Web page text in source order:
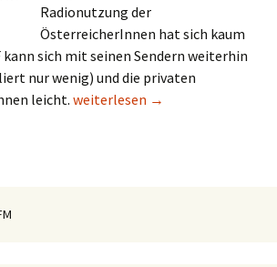
Radionutzung der
ÖsterreicherInnen hat sich kaum
kann sich mit seinen Sendern weiterhin
nur wenig) und die privaten
leicht. Weiterhin keine großen
weiterlesen →